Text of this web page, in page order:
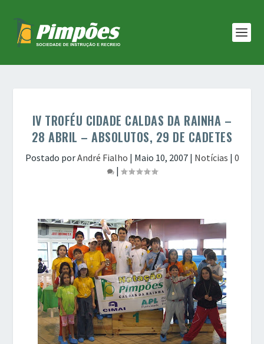
IV TROFÉU CIDADE CALDAS DA RAINHA –
28 ABRIL – ABSOLUTOS, 29 DE CADETES
Postado porAndré Fialho | Maio 10, 2007| Notícias | 0
|